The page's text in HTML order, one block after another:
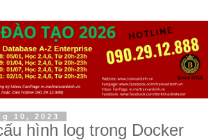
10, 2023
hình log trong Docker